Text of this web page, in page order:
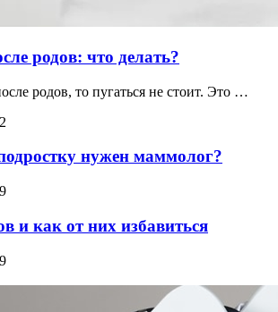
родов: что делать?
родов, то пугаться не стоит. Это …
нужен маммолог?
и как от них избавиться